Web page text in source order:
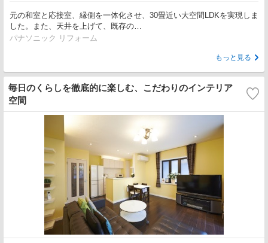
元の和室と応接室、縁側を一体化させ、30畳近い大空間LDKを実現しま
した。また、天井を上げて、既存の…
パナソニック リフォーム
もっと見る
毎日のくらしを徹底的に楽しむ、こだわりのインテリア
空間